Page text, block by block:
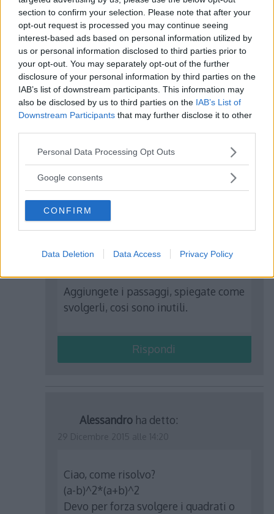
section to confirm your selection. Please note that after your
opt-out request is processed you may continue seeing
interest-based ads based on personal information utilized by
us or personal information disclosed to third parties prior to
your opt-out. You may separately opt-out of the further
disclosure of your personal information by third parties on the
IAB’s list of downstream participants. This information may
also be disclosed by us to third parties on the IAB’s List of
Downstream Participants that may further disclose it to other
Please note that this website/app uses one or more Google
not limited to your visit or usage behaviour. You may click to
use your data for below specified purposes in below Google
consent section.
Personal Data Processing Opt Outs
Google consents
CONFIRM
Data Deletion Data Access Privacy Policy
giuseppeha detto:
18 Febbraio 2016 alle 15:38
ovviamente nell’esercizio 6 non è a
alla 44esima, bensì alla 48esima.
Giusto?
Rispondi
9 Febbraio 2016 alle 15:02
Aggiungete i passaggi, spiegate come
svolgerli, cosi sono inutili.
Rispondi
Alessandro ha detto:
Ciao, come risolvo?
(a-b)^2*(a+b)^2
Devo per forza svolgere i quadrati o